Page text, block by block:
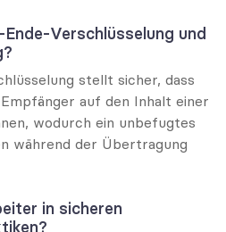
Verschlüsselung und
stellt sicher, dass
auf den Inhalt einer
wodurch ein unbefugtes
während der Übertragung
in sicheren